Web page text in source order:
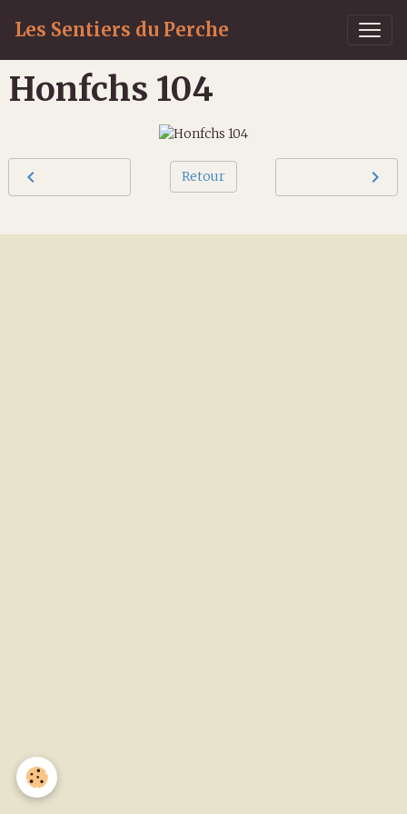
Les Sentiers du Perche
Honfchs 104
Retour